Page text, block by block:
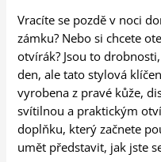
Vracíte se pozdě v noci
zámku? Nebo si chcete
otvírák? Jsou to
den, ale tato stylová
vyrobena z pravé kůže,
svítilnou a praktickým
doplňku, který začnete
umět představit, jak jste